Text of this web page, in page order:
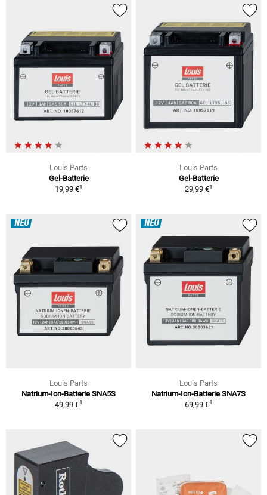
Louis Parts
Gel-Batterie
19,99 €1
Louis Parts
Gel-Batterie
29,99 €1
NEU
Louis Parts
Natrium-Ion-Batterie SNA5S
49,99 €1
NEU
Louis Parts
Natrium-Ion-Batterie SNA7S
69,99 €1